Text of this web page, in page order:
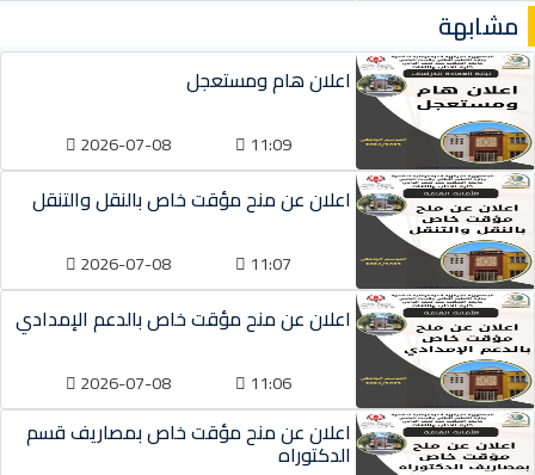
مشابهة
اعلان هام ومستعجل
11:09
2026-07-08
اعلان عن منح مؤقت خاص بالنقل والتنقل
11:07
2026-07-08
اعلان عن منح مؤقت خاص بالدعم الإمدادي
11:06
2026-07-08
اعلان عن منح مؤقت خاص بمصاريف قسم
الدكتوراه